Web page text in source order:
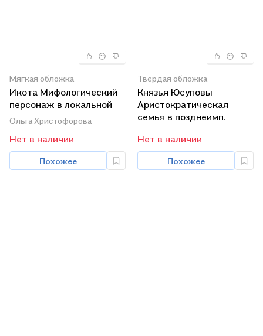
Мягкая обложка
Икота Мифологический
персонаж в локальной
традиции
(мТрадТекстФолТипСем)
Христофорова
Ольга Христофорова
Нет в наличии
Похожее
Твердая обложка
Князья Юсуповы
Аристократическая
семья в позднеимп.
Юдин
Нет в наличии
Похожее